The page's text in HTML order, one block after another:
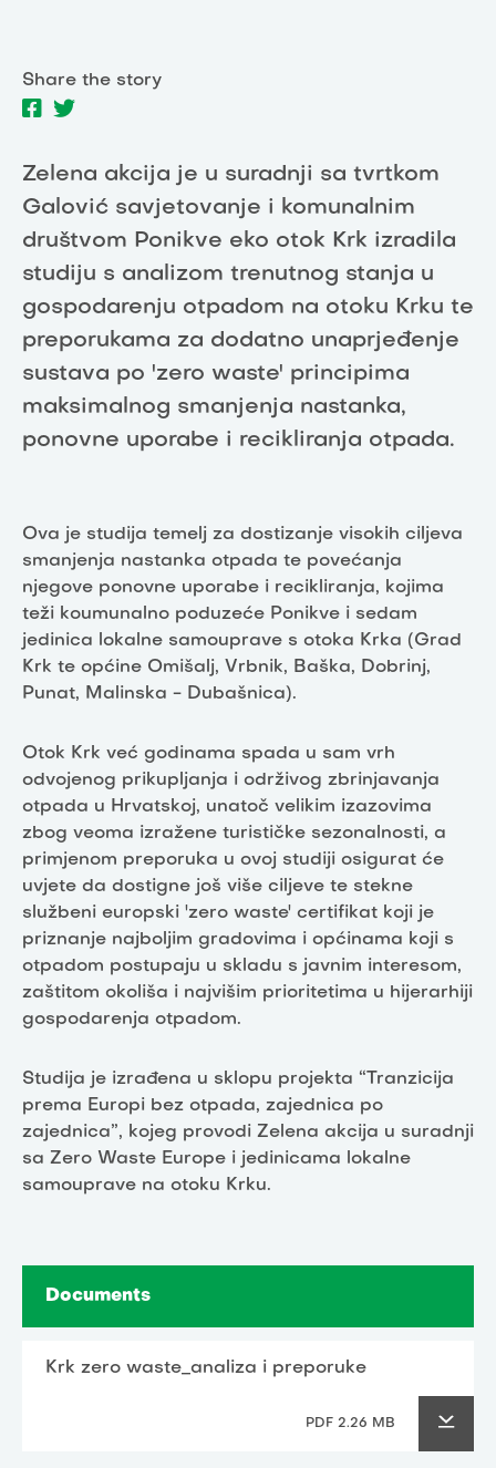
Share the story
Zelena akcija je u suradnji sa tvrtkom
Galović savjetovanje i komunalnim
društvom Ponikve eko otok Krk izradila
studiju s analizom trenutnog stanja u
gospodarenju otpadom na otoku Krku te
preporukama za dodatno unaprjeđenje
sustava po 'zero waste' principima
maksimalnog smanjenja nastanka,
ponovne uporabe i recikliranja otpada.
Ova je studija temelj za dostizanje visokih ciljeva
smanjenja nastanka otpada te povećanja
njegove ponovne uporabe i recikliranja, kojima
teži koumunalno poduzeće Ponikve i sedam
jedinica lokalne samouprave s otoka Krka (Grad
Krk te općine Omišalj, Vrbnik, Baška, Dobrinj,
Punat, Malinska - Dubašnica).
Otok Krk već godinama spada u sam vrh
odvojenog prikupljanja i održivog zbrinjavanja
otpada u Hrvatskoj, unatoč velikim izazovima
zbog veoma izražene turističke sezonalnosti, a
primjenom preporuka u ovoj studiji osigurat će
uvjete da dostigne još više ciljeve te stekne
službeni europski 'zero waste' certifikat koji je
priznanje najboljim gradovima i općinama koji s
otpadom postupaju u skladu s javnim interesom,
zaštitom okoliša i najvišim prioritetima u hijerarhiji
gospodarenja otpadom.
Studija je izrađena u sklopu projekta “Tranzicija
prema Europi bez otpada, zajednica po
zajednica”, kojeg provodi Zelena akcija u suradnji
sa Zero Waste Europe i jedinicama lokalne
samouprave na otoku Krku.
Documents
Krk zero waste_analiza i preporuke
PDF 2.26 MB